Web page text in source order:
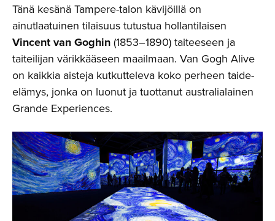
Tänä kesänä Tampere-talon kävijöillä on
ainutlaatuinen tilaisuus tutustua hollantilaisen
Vincent van Goghin(1853–1890) taiteeseen ja
taiteilijan värikkääseen maailmaan. Van Gogh Alive
on kaikkia aisteja kutkutteleva koko perheen taide-
elämys, jonka on luonut ja tuottanut australialainen
Grande Experiences.